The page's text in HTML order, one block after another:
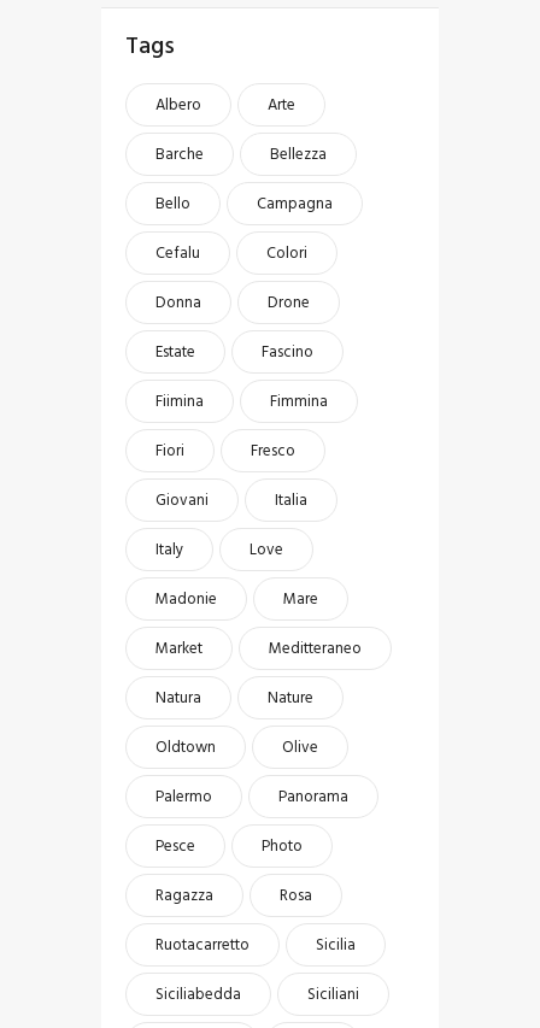
Tags
Albero
Arte
Barche
Bellezza
Bello
Campagna
Cefalu
Colori
Donna
Drone
Estate
Fascino
Fiimina
Fimmina
Fiori
Fresco
Giovani
Italia
Italy
Love
Madonie
Mare
Market
Meditteraneo
Natura
Nature
Oldtown
Olive
Palermo
Panorama
Pesce
Photo
Ragazza
Rosa
Ruotacarretto
Sicilia
Siciliabedda
Siciliani